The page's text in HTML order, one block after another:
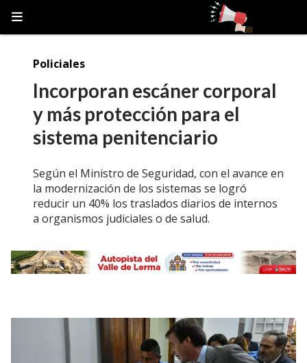
Incorporan escáner corporal
y más protección para el
sistema penitenciario
Según el Ministro de Seguridad, con el avance en
la modernización de los sistemas se logró
reducir un 40% los traslados diarios de internos
a organismos judiciales o de salud.
Policiales